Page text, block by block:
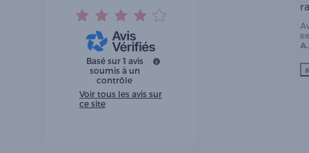
Basé sur 1 avis
soumis à un
contrôle
Voir tous les avis sur
ce site